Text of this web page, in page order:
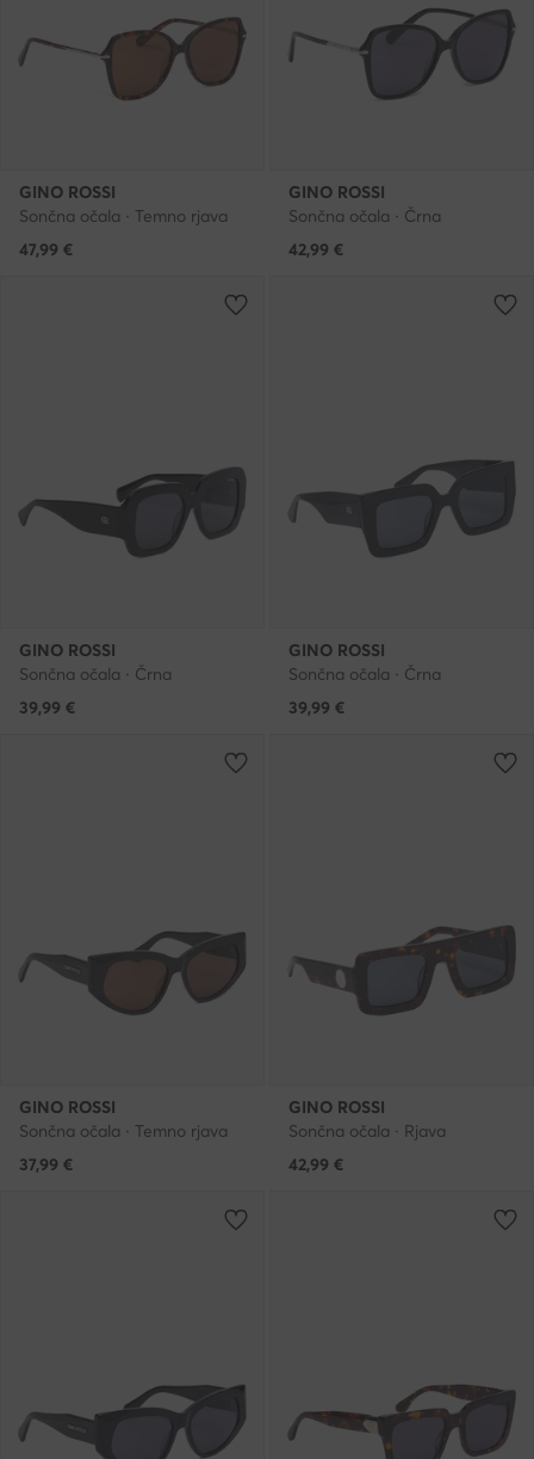
GINO ROSSI
Sončna očala · Temno rjava
47,99 €
GINO ROSSI
Sončna očala · Črna
42,99 €
GINO ROSSI
Sončna očala · Črna
39,99 €
GINO ROSSI
Sončna očala · Črna
39,99 €
GINO ROSSI
Sončna očala · Temno rjava
37,99 €
GINO ROSSI
Sončna očala · Rjava
42,99 €